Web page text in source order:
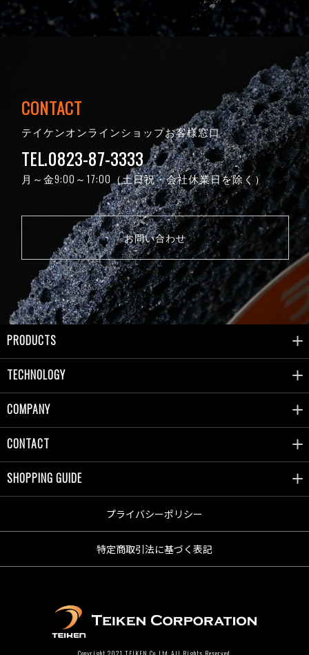
CONTACT
テイケンオンラインショップお客様窓口
TEL.0823-87-3333
月～金9:00～17:00（土日祝・会社休業日を除く）
お問い合わせ
PRODUCTS
TECHNOLOGY
COMPANY
CONTACT
SHOPPING GUIDE
プライバシーポリシー
特定商取引法に基づく表記